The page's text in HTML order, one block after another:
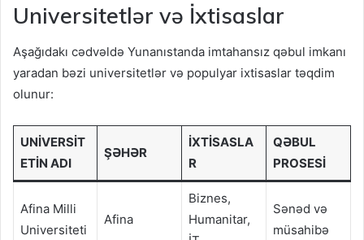
Universitetlər və İxtisaslar
Aşağıdakı cədvəldə Yunanıstanda imtahansız qəbul imkanı
yaradan bəzi universitetlər və populyar ixtisaslar təqdim
olunur:
UNIVERSIT
ETIN ADI
ŞƏHƏR
İXTISASLA
R
QƏBUL
PROSESI
Afina Milli
Universiteti
Afina
Biznes,
Humanitar,
Sənəd və
müsahibə